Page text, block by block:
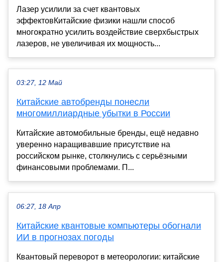
Лазер усилили за счет квантовых
эффектовКитайские физики нашли способ
многократно усилить воздействие сверхбыстрых
лазеров, не увеличивая их мощность...
03:27, 12 Май
Китайские автобренды понесли
многомиллиардные убытки в России
Китайские автомобильные бренды, ещё недавно
уверенно наращивавшие присутствие на
российском рынке, столкнулись с серьёзными
финансовыми проблемами. П...
06:27, 18 Апр
Китайские квантовые компьютеры обогнали
ИИ в прогнозах погоды
Квантовый переворот в метеорологии: китайские